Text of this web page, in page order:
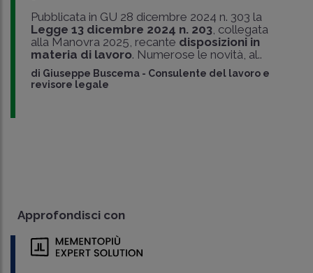
Pubblicata in GU 28 dicembre 2024 n. 303 la
Legge 13 dicembre 2024 n. 203, collegata
alla Manovra 2025, recante disposizioni in
materia di lavoro. Numerose le novità, al..
di Giuseppe Buscema - Consulente del lavoro e
revisore legale
Approfondisci con